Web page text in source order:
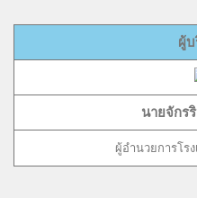
ผู้
นายจักร
ผู้อำนวยการโร